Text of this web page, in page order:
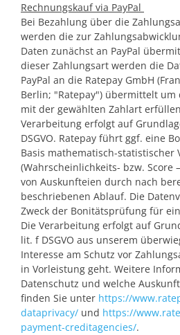
Rechnungskauf via PayPal
Bei Bezahlung über die
werden die zur
Daten zunächst an PayPal
dieser Zahlungsart werden die
PayPal an die Ratepay GmbH
Berlin; "Ratepay") übermittelt um
mit der gewählten Zahlart
Verarbeitung erfolgt auf
DSGVO. Ratepay führt ggf. eine
Basis mathematisch-statistischer
(Wahrscheinlichkeits- bzw. Score
von Auskunfteien durch nach
beschriebenen Ablauf. Die
Zweck der Bonitätsprüfung für
Die Verarbeitung erfolgt auf
lit. f DSGVO aus unserem
Interesse am Schutz vor
in Vorleistung geht. Weitere
Datenschutz und welche
finden Sie unter https://
dataprivacy/ und https://
payment-creditagencies/.